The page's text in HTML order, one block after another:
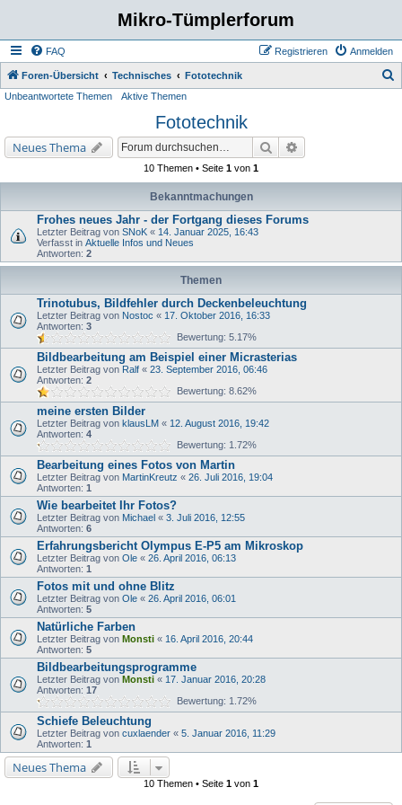
Mikro-Tümplerforum
FAQ Anmelden
Registrieren
Foren-Übersicht Technisches Fototechnik
Unbeantwortete Themen Aktive Themen
Fototechnik
Neues Thema Suche
10 Themen • Seite 1 von 1
Bekanntmachungen
Frohes neues Jahr - der Fortgang dieses Forums
Letzter Beitrag von SNoK « 14. Januar 2025, 16:43
Verfasst in Aktuelle Infos und Neues
Antworten: 2
Themen
Trinotubus, Bildfehler durch Deckenbeleuchtung
Letzter Beitrag von Nostoc « 17. Oktober 2016, 16:33
Antworten: 3
Bewertung: 5.17%
Bildbearbeitung am Beispiel einer Micrasterias
Letzter Beitrag von Ralf « 23. September 2016, 06:46
Antworten: 2
Bewertung: 8.62%
meine ersten Bilder
Letzter Beitrag von klausLM « 12. August 2016, 19:42
Antworten: 4
Bewertung: 1.72%
Bearbeitung eines Fotos von Martin
Letzter Beitrag von MartinKreutz « 26. Juli 2016, 19:04
Antworten: 1
Wie bearbeitet Ihr Fotos?
Letzter Beitrag von Michael « 3. Juli 2016, 12:55
Antworten: 6
Erfahrungsbericht Olympus E-P5 am Mikroskop
Letzter Beitrag von Ole « 26. April 2016, 06:13
Antworten: 1
Fotos mit und ohne Blitz
Letzter Beitrag von Ole « 26. April 2016, 06:01
Antworten: 5
Natürliche Farben
Letzter Beitrag von Monsti « 16. April 2016, 20:44
Antworten: 5
Bildbearbeitungsprogramme
Letzter Beitrag von Monsti « 17. Januar 2016, 20:28
Antworten: 17
Bewertung: 1.72%
Schiefe Beleuchtung
Letzter Beitrag von cuxlaender « 5. Januar 2016, 11:29
Antworten: 1
Neues Thema
10 Themen • Seite 1 von 1